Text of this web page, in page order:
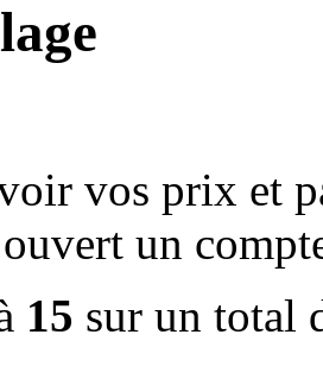
vos prix et
un
15 sur un total